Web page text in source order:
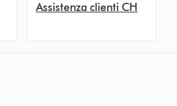
Assistenza clienti CH